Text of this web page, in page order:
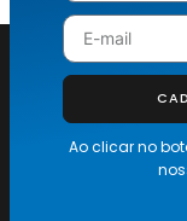
Ao clicar no